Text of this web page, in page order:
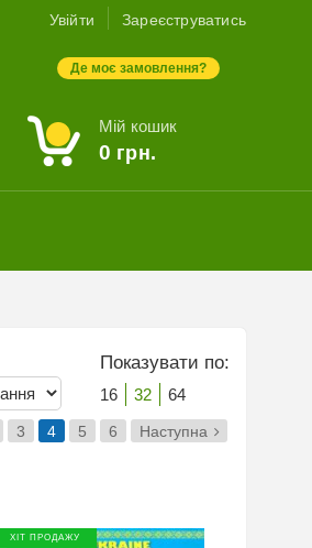
Увійти Зареєструватись
Де моє замовлення?
Мій кошик
0 грн.
Показувати по:
16 32 64
3 4 5 6 Наступна
ХІТ ПРОДАЖУ